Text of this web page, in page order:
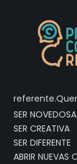
SER NOVEDOSA
SER CREATIVA
SER DIFERENTE
ABRIR NUEVAS